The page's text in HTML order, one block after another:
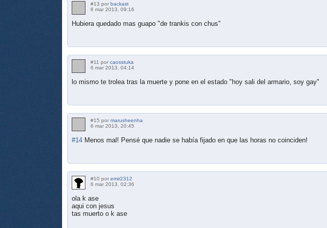
#13 por backast
6 mar 2013, 09:16
Hubiera quedado mas guapo "de trankis con chus"
#11 por caosstuka
6 mar 2013, 04:14
lo mismo te trolea tras la muerte y pone en el estado "hoy sali del armario, soy gay"
#15 por marusheenha
6 mar 2013, 20:45
#14 Menos mal! Pensé que nadie se había fijado en que las horas no coinciden!
#10 por emir2312
6 mar 2013, 02:36
ola k ase
aqui con jesus
tas muerto o k ase